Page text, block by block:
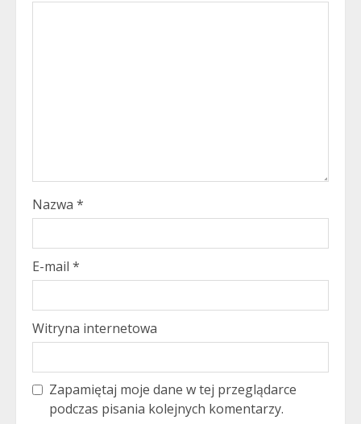
Nazwa *
E-mail *
Witryna internetowa
Zapamiętaj moje dane w tej przeglądarce
podczas pisania kolejnych komentarzy.